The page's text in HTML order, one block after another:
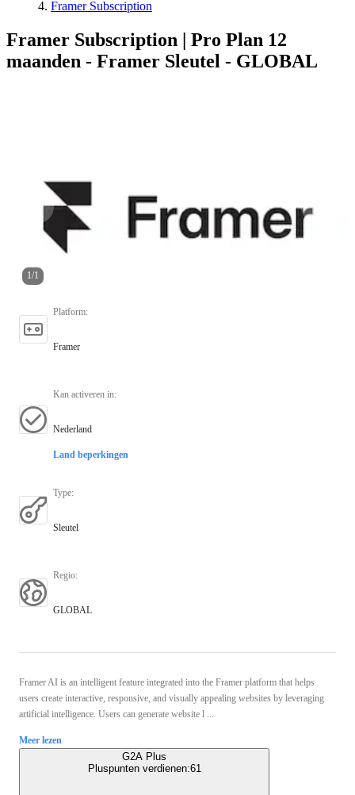
Framer Subscription
Framer Subscription | Pro Plan 12
maanden - Framer Sleutel - GLOBAL
1/1
Platform:
Framer
Kan activeren in:
Nederland
Land beperkingen
Type:
Sleutel
Regio:
GLOBAL
Framer AI is an intelligent feature integrated into the Framer platform that helps
users create interactive, responsive, and visually appealing websites by leveraging
artificial intelligence. Users can generate website l ...
Meer lezen
G2A Plus
Pluspunten verdienen:61